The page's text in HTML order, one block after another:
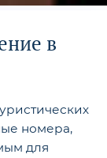
в
номера,
для